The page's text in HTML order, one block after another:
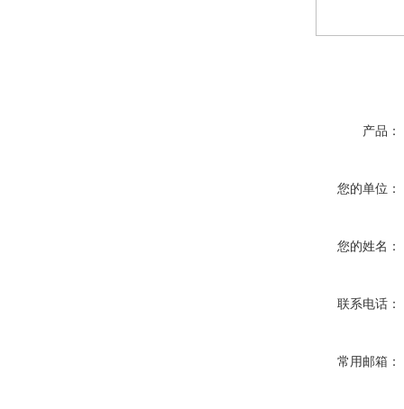
产品：
您的单位：
您的姓名：
联系电话：
常用邮箱：